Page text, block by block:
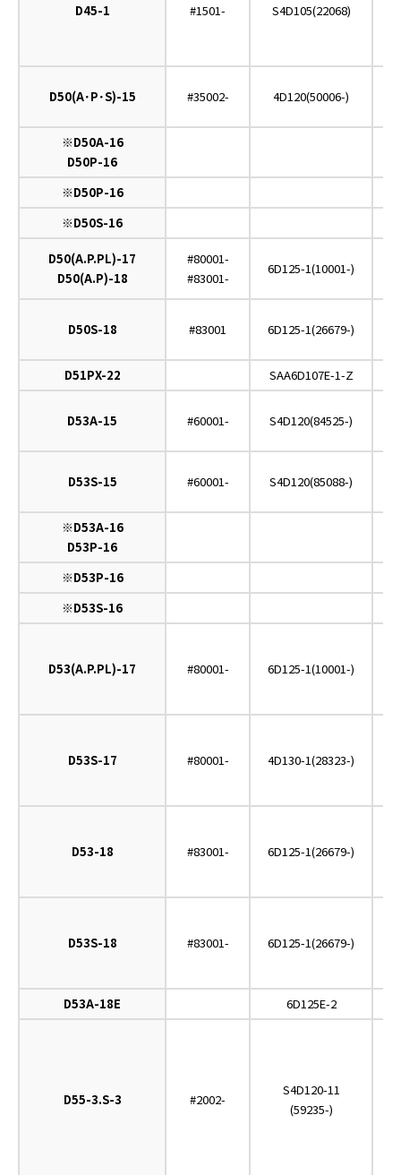
D45-1 #1501- S4D105(22068)
D50(A･P･S)-15 #35002- 4D120(50006-)
※D50A-16
D50P-16
※D50P-16
※D50S-16
D50(A.P.PL)-17
D50(A.P)-18
#80001-
#83001-
6D125-1(10001-)
D50S-18 #83001 6D125-1(26679-)
D51PX-22 SAA6D107E-1-Z
D53A-15 #60001- S4D120(84525-)
D53S-15 #60001- S4D120(85088-)
※D53A-16
D53P-16
※D53P-16
※D53S-16
D53(A.P.PL)-17 #80001- 6D125-1(10001-)
D53S-17 #80001- 4D130-1(28323-)
D53-18 #83001- 6D125-1(26679-)
D53S-18 #83001- 6D125-1(26679-)
D53A-18E 6D125E-2
D55-3.S-3 #2002-
S4D120-11
(59235-)